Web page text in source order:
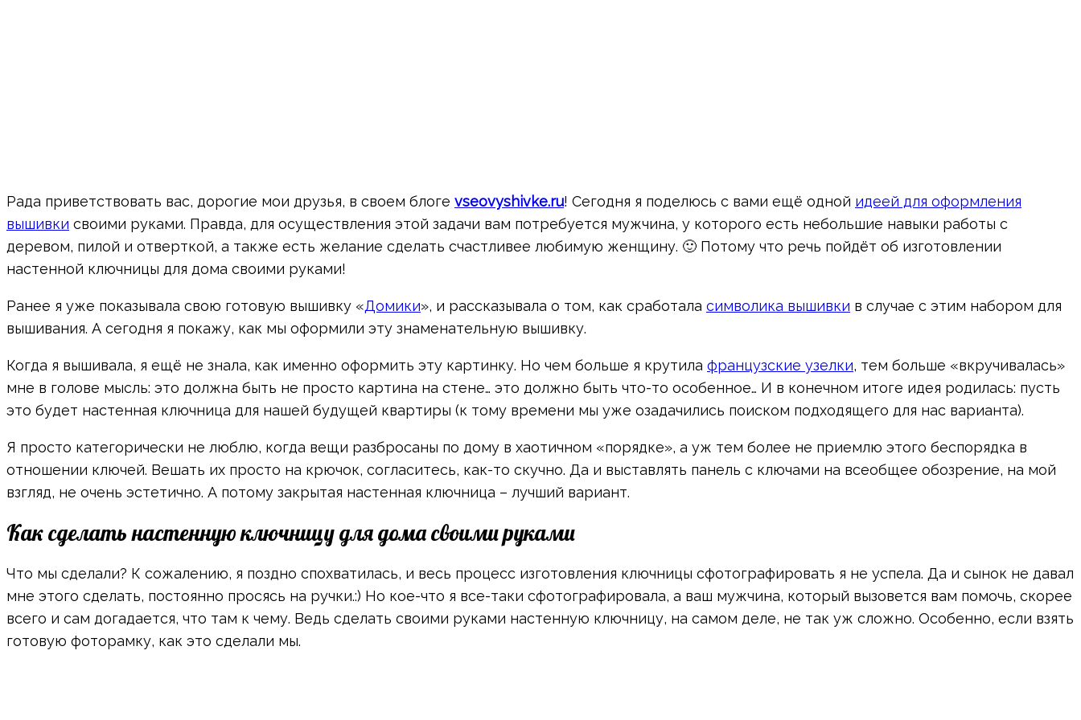
Рада приветствовать вас, дорогие мои друзья, в своем блоге vseovyshivke.ru! Сегодня я поделюсь с вами ещё одной идеей для оформления
вышивки своими руками. Правда, для осуществления этой задачи вам потребуется мужчина, у которого есть небольшие навыки работы с
деревом, пилой и отверткой, а также есть желание сделать счастливее любимую женщину. 🙂 Потому что речь пойдёт об изготовлении
настенной ключницы для дома своими руками!
Ранее я уже показывала свою готовую вышивку «Домики», и рассказывала о том, как сработала символика вышивки в случае с этим набором для
вышивания. А сегодня я покажу, как мы оформили эту знаменательную вышивку.
Когда я вышивала, я ещё не знала, как именно оформить эту картинку. Но чем больше я крутила французские узелки, тем больше «вкручивалась»
мне в голове мысль: это должна быть не просто картина на стене… это должно быть что-то особенное… И в конечном итоге идея родилась: пусть
это будет настенная ключница для нашей будущей квартиры (к тому времени мы уже озадачились поиском подходящего для нас варианта).
Я просто категорически не люблю, когда вещи разбросаны по дому в хаотичном «порядке», а уж тем более не приемлю этого беспорядка в
отношении ключей. Вешать их просто на крючок, согласитесь, как-то скучно. Да и выставлять панель с ключами на всеобщее обозрение, на мой
взгляд, не очень эстетично. А потому закрытая настенная ключница – лучший вариант.
Как сделать настенную ключницу для дома своими руками
Что мы сделали? К сожалению, я поздно спохватилась, и весь процесс изготовления ключницы сфотографировать я не успела. Да и сынок не давал
мне этого сделать, постоянно просясь на ручки.:) Но кое-что я все-таки сфотографировала, а ваш мужчина, который вызовется вам помочь, скорее
всего и сам догадается, что там к чему. Ведь сделать своими руками настенную ключницу, на самом деле, не так уж сложно. Особенно, если взять
готовую фоторамку, как это сделали мы.